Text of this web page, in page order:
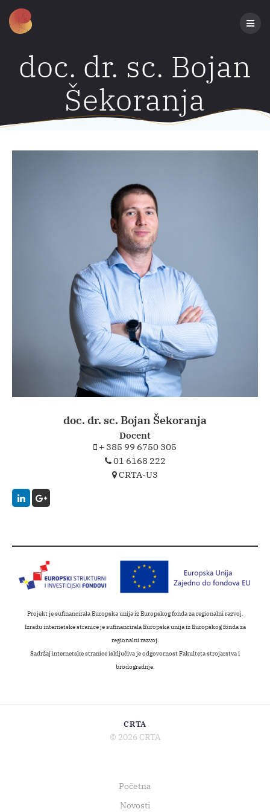
doc. dr. sc. Bojan
Šekoranja
doc. dr. sc. Bojan Šekoranja
Docent
+ 385 99 6750 305
01 6168 222
CRTA-U3
Projekt je sufinancirala Europska unija iz Europskog fonda za regionalni razvoj.
Izradu internetske stranice je sufinancirala Europska unija iz Europskog fonda za
regionalni razvoj.
Sadržaj internetske stranice isključiva je odgovornost Fakulteta strojarstva i
brodogradnje.
CRTA
© 2026 CRTA
Početna
Novosti